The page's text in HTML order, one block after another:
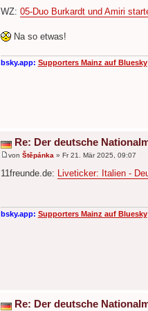
e
i
r
a
WZ: 05-Duo Burkardt und Amiri
Na so etwas!
bsky.app: Supporters Mainz auf Bluesky
Re: Der deutsche
e
i
g
von Štěpánka» Fr 21. Mär 2025, 09:07
11freunde.de: Liveticker: Italien -
bsky.app: Supporters Mainz auf Bluesky
Re: Der deutsche